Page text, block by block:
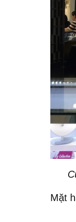
Mặt